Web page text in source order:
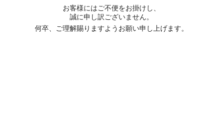
お客様にはご不便をお掛けし、
誠に申し訳ございません。
何卒、ご理解賜りますようお願い申し上げます。